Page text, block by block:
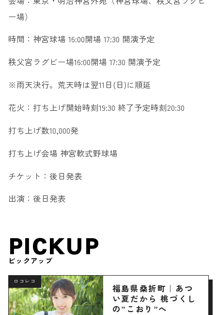
ー場）
時間：神宮球場 16:00開場 17:30 開演予定
秩父宮ラグビー場16:00開場 17:30 開演予定
※雨天決行。荒天時は翌11日(日)に順延
花火：打ち上げ開始時刻19:30 終了予定時刻20:30
打ち上げ数10,000発
打ち上げ会場 神宮軟式野球場
チケット：後日発表
出演：後日発表
PICKUP
ピックアップ
ロコレコ
福島県桑折町｜あつ
い夏だから 桃づくし
の”こおり”へ